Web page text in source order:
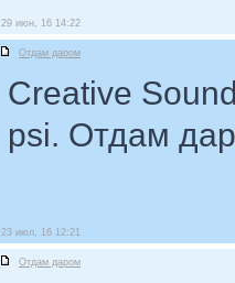
29 июн, 16 14:22
Отдам даром
Creative
psi. Отдам
23 июл, 16 12:21
Отдам даром